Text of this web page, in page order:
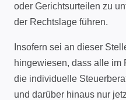
oder Gerichtsurteilen zu
der Rechtslage führen.
Insofern sei an dieser
hingewiesen, dass alle im
die individuelle
und darüber hinaus nur